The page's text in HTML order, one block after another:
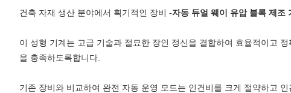
건축 자재 생산 분야에서 획기적인 장비 -자동 듀얼 웨이 유압 블록 제조
이 성형 기계는 고급 기술과 절묘한 장인 정신을 결합하여 효율적이고
을 충족하도록합니다.
기존 장비와 비교하여 완전 자동 운영 모드는 인건비를 크게 절약하고